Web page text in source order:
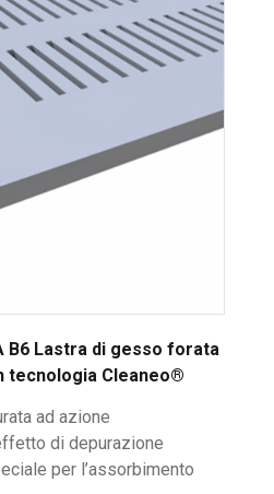
B6 Lastra di gesso forata
tecnologia Cleaneo®
ad azione
di depurazione
per l’assorbimento